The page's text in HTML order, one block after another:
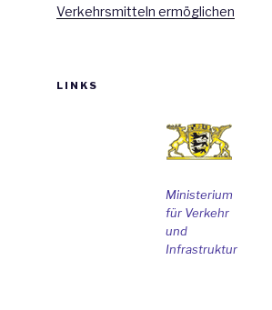
Verkehrsmitteln ermöglichen
LINKS
Ministerium
für Verkehr
und
Infrastruktur